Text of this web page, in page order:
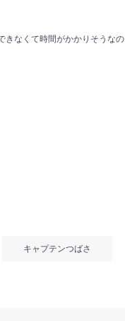
きなくて時間がかかりそうなの
キャプテンつばさ